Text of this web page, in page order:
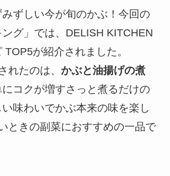
ずしい今が旬のかぶ！今回の
ング」では、DELISH KITCHEN
が紹介されました。
れたのは、 かぶと油揚げの煮
コクが増すさっと煮るだけの
味わいでかぶ本来の味を楽し
ときの副菜におすすめの一品で